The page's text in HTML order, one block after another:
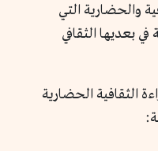
والحضارية التي
بعديها الثقافي
الثقافية الحضارية